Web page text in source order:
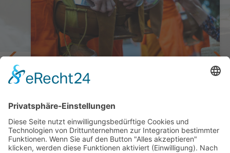
Laos mit Sternen
Laos
10 Tage ab Luang Prabang/bis Ubon
ab 2.189,— €